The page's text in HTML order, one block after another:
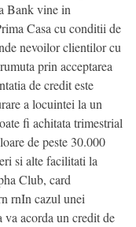
Bank vine in
Casa cu conditii de
nevoilor clientilor cu
prin acceptarea
de credit este
a locuintei la un
fi achitata trimestrial
de peste 30.000
si alte facilitati la
Club, card
rnIn cazul unei
acorda un credit de